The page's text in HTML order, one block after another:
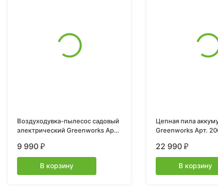
Воздуходувка-пылесос садовый
электрический Greenworks Арт.
9 990 ₽
В корзину
Цепная пила
Greenworks Арт.
КВт, с 1хАКБ 2Ач и
22 990 ₽
В корзину